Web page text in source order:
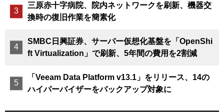
三原赤十字病院、院内ネットワークを刷新、機器交
換時の復旧作業を簡素化
SMBC日興証券、サーバー仮想化基盤を「OpenShi
ft Virtualization」で刷新、5年間の費用を2割減
「Veeam Data Platform v13.1」をリリース、14の
ハイパーバイザーをバックアップ対象に